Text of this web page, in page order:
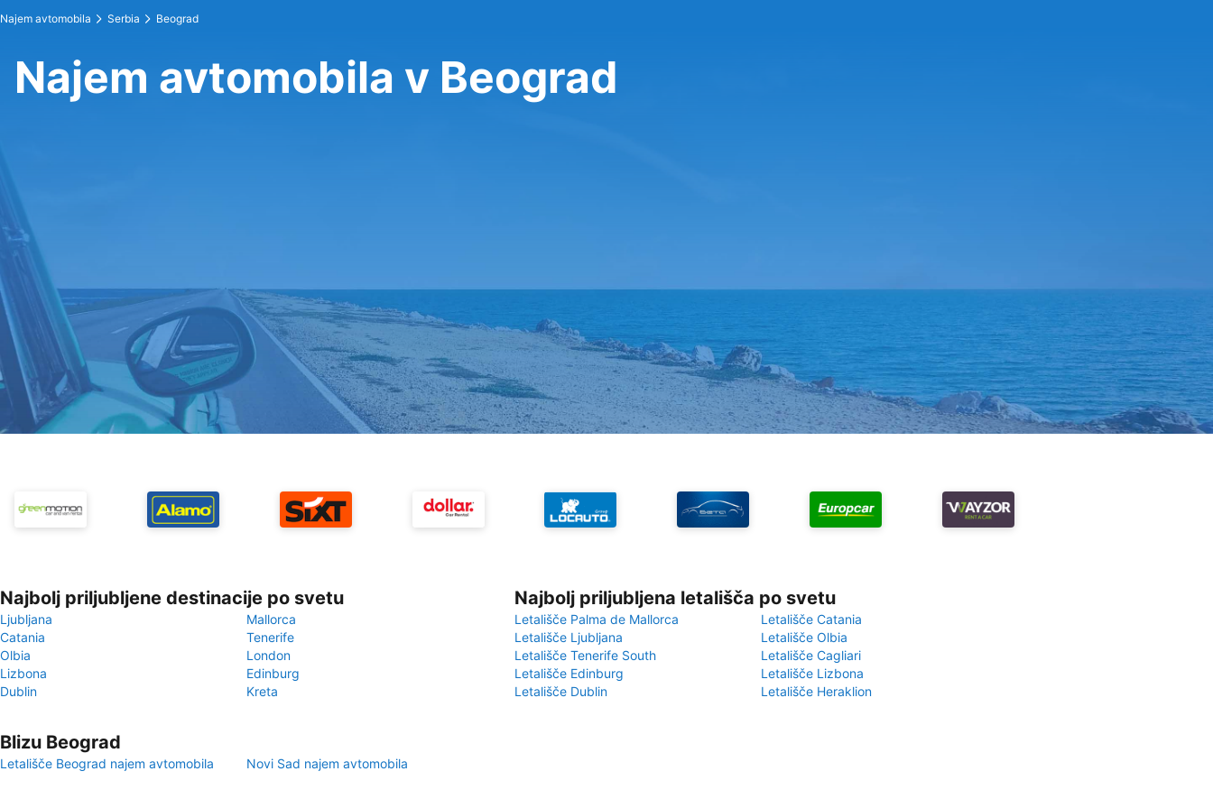
Najem avtomobila Serbia Beograd
Najem avtomobila v Beograd
Najbolj priljubljene destinacije po svetu
Ljubljana
Mallorca
Catania
Tenerife
Olbia
London
Lizbona
Edinburg
Dublin
Kreta
Najbolj priljubljena letališča po svetu
Letališče Palma de Mallorca
Letališče Catania
Letališče Ljubljana
Letališče Olbia
Letališče Tenerife South
Letališče Cagliari
Letališče Edinburg
Letališče Lizbona
Letališče Dublin
Letališče Heraklion
Blizu Beograd
Letališče Beograd najem avtomobila Novi Sad najem avtomobila